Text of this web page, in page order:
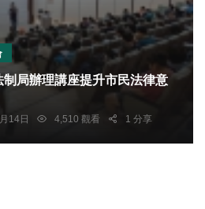
14日 4,510 觀看 1 分享